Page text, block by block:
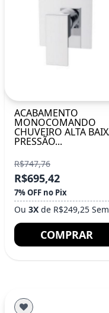
ACABAMENTO
MONOCOMANDO
CHUVEIRO ALTA BAIXA
PRESSÃO...
R$747,76
R$695,42
7% OFF no Pix
Ou 3X de R$249,25 Sem Juros
COMPRAR